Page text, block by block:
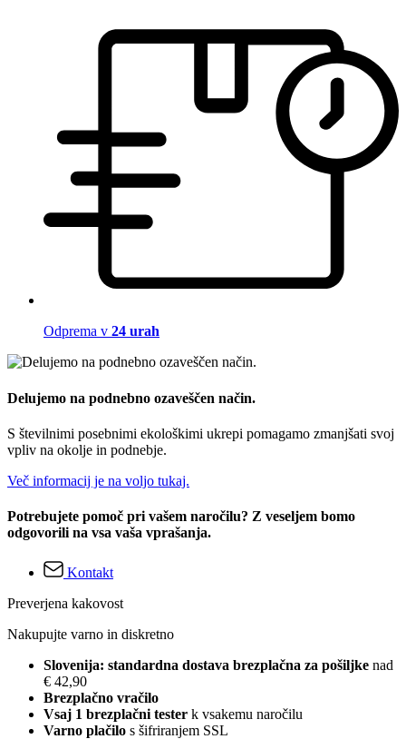
Odprema v 24 urah
Delujemo na podnebno ozaveščen način.
S številnimi posebnimi ekološkimi ukrepi pomagamo zmanjšati svoj
vpliv na okolje in podnebje.
Več informacij je na voljo tukaj.
Potrebujete pomoč pri vašem naročilu? Z veseljem bomo
odgovorili na vsa vaša vprašanja.
Kontakt
Preverjena kakovost
Nakupujte varno in diskretno
Slovenija: standardna dostava brezplačna za pošiljke nad
€ 42,90
Brezplačno vračilo
Vsaj 1 brezplačni tester k vsakemu naročilu
Varno plačilo s šifriranjem SSL